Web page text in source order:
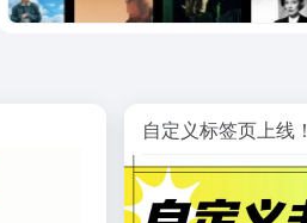
自定义标签页上线！